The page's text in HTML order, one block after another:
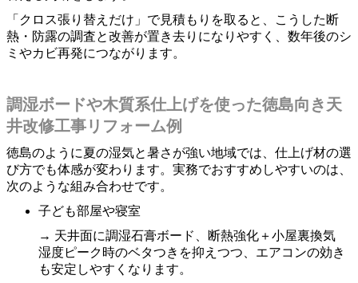
「クロス張り替えだけ」で見積もりを取ると、こうした断
熱・防露の調査と改善が置き去りになりやすく、数年後のシ
ミやカビ再発につながります。
調湿ボードや木質系仕上げを使った徳島向き天
井改修工事リフォーム例
徳島のように夏の湿気と暑さが強い地域では、仕上げ材の選
び方でも体感が変わります。実務でおすすめしやすいのは、
次のような組み合わせです。
子ども部屋や寝室
→ 天井面に調湿石膏ボード、断熱強化＋小屋裏換気
湿度ピーク時のベタつきを抑えつつ、エアコンの効き
も安定しやすくなります。